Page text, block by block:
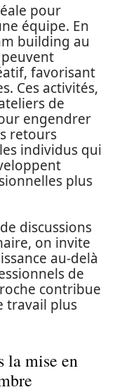
pour
équipe. En
building au
favorisant
Ces activités,
de
engendrer
retours
individus qui
plus
discussions
on invite
au-delà
de
contribue
travail plus
la mise en